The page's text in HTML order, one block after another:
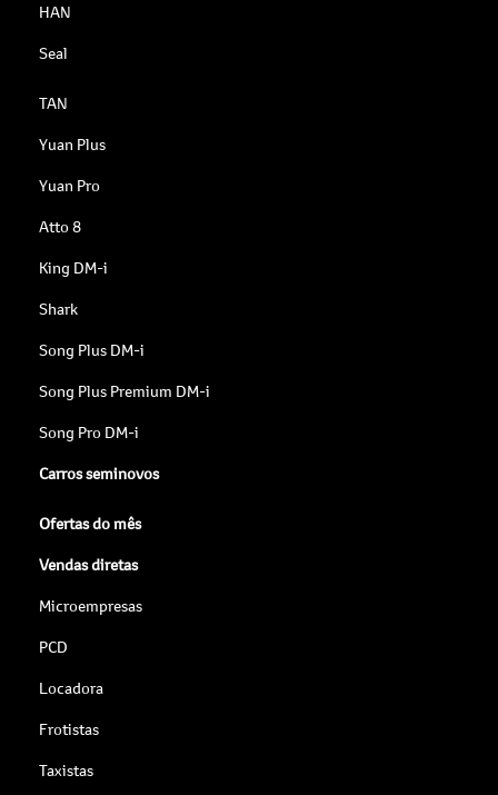
HAN
Seal
TAN
Yuan Plus
Yuan Pro
Atto 8
King DM-i
Shark
Song Plus DM-i
Song Plus Premium DM-i
Song Pro DM-i
Carros seminovos
Ofertas do mês
Vendas diretas
Microempresas
PCD
Locadora
Frotistas
Taxistas